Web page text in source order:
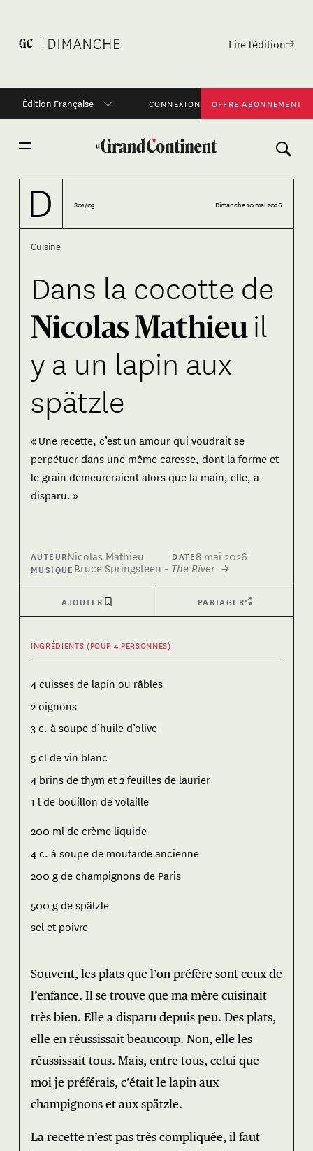
Lire l'édition
Édition Française CONNEXION OFFRE ABONNEMENT
S01/03 Dimanche 10 mai 2026
Cuisine
Dans la cocotte de
Nicolas Mathieuil
y a un lapin aux
spätzle
« Une recette, c’est un amour qui voudrait se
perpétuer dans une même caresse, dont la forme et
le grain demeureraient alors que la main, elle, a
disparu. »
AUTEURNicolas Mathieu DATE8 mai 2026
MUSIQUE Bruce Springsteen - The River →
AJOUTER PARTAGER
INGRÉDIENTS (POUR 4 PERSONNES)
4 cuisses de lapin ou râbles
2 oignons
3 c. à soupe d’huile d’olive
5 cl de vin blanc
4 brins de thym et 2 feuilles de laurier
1 l de bouillon de volaille
200 ml de crème liquide
4 c. à soupe de moutarde ancienne
200 g de champignons de Paris
500 g de spätzle
sel et poivre
Souvent, les plats que l’on préfère sont ceux de
l’enfance. Il se trouve que ma mère cuisinait
très bien. Elle a disparu depuis peu. Des plats,
elle en réussissait beaucoup. Non, elle les
réussissait tous. Mais, entre tous, celui que
moi je préférais, c’était le lapin aux
champignons et aux spätzle.
La recette n’est pas très compliquée, il faut